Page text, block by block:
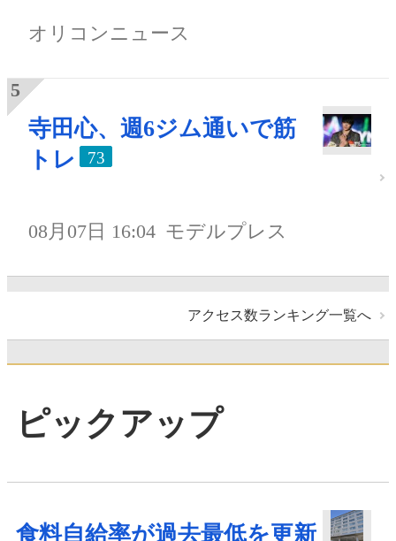
オリコンニュース
寺田心、週6ジム通いで筋
トレ
73
08月07日 16:04 モデルプレス
アクセス数ランキング一覧へ
ピックアップ
食料自給率が過去最低を更新